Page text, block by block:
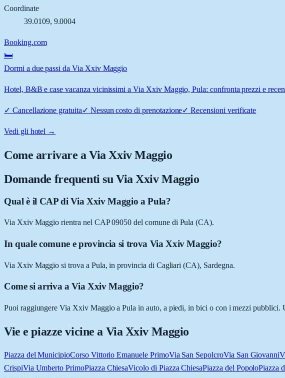
Coordinate
39.0109, 9.0004
Booking.com
🛏️
Dormi a due passi da Via Xxiv Maggio
Hotel, B&B e case vacanza vicinissimi a Via Xxiv Maggio, Pula: confronta prezzi e
✓ Cancellazione gratuita✓ Nessun costo di prenotazione✓Recensioni verificate
Vedi gli hotel →
Come arrivare aVia Xxiv Maggio
Domande frequenti su Via Xxiv Maggio
Qual è il CAP di Via Xxiv Maggio a Pula?
Via Xxiv Maggio rientra nel CAP 09050 del comune di Pula (CA).
In quale comune e provincia si trova Via Xxiv Maggio?
Via Xxiv Maggio si trova a Pula, in provincia di Cagliari (CA), Sardegna.
Come si arriva a Via Xxiv Maggio?
Puoi raggiungere Via Xxiv Maggio a Pula in auto, a piedi, in bici o con i mezzi pubblici.
Vie e piazze vicine a Via Xxiv Maggio
Piazza del MunicipioCorso Vittorio Emanuele PrimoVia San SepolcroVia San Giovanni
CrispiVia Umberto PrimoPiazza ChiesaVicolo di Piazza ChiesaPiazza del PopoloPiazza